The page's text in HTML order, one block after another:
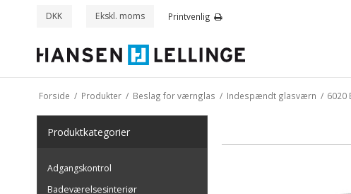
DKK Ekskl. moms Printvenlig
Forside / Produkter / Beslag for værnglas / Indespændt glasværn / 6020
Produktkategorier
Adgangskontrol
Badeværelsesinteriør